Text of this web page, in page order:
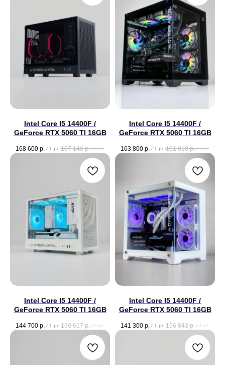
Intel Core I5 14400F /
GeForce RTX 5060 TI 16GB
168 600 р. / 1 pc 187 146 р. / 1 pc
Intel Core I5 14400F /
GeForce RTX 5060 TI 16GB
163 800 р. / 1 pc 181 818 р. / 1 pc
Intel Core I5 14400F /
GeForce RTX 5060 TI 16GB
144 700 р. / 1 pc 160 617 р. / 1 pc
Intel Core I5 14400F /
GeForce RTX 5060 TI 16GB
141 300 р. / 1 pc 156 843 р. / 1 pc